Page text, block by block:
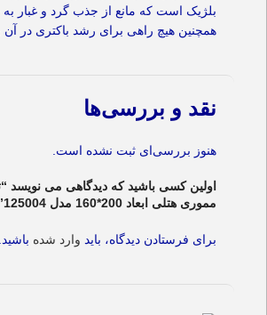
بلژیک است که مانع از جذب گرد و غبار
همچنین هیچ راهی برای رشد باکتری در آن
نقد و بررسی‌ها
هنوز بررسی‌ای ثبت نشده است.
اولین کسی باشید که دیدگاهی می
مموری هتلی ابعاد 200*160 مدل 125004”
برای فرستادن دیدگاه، باید وارد شده باشید.